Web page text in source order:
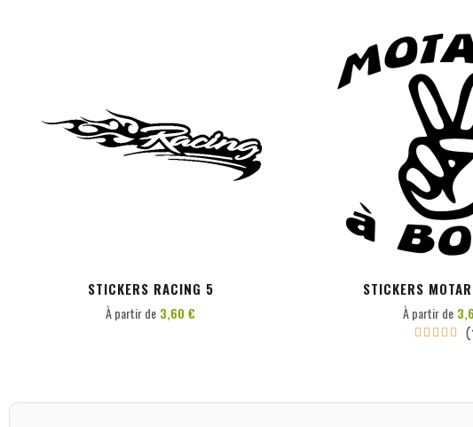
STICKERS RACING 5
À partir de 3,60 €
STICKERS
    
À partir de